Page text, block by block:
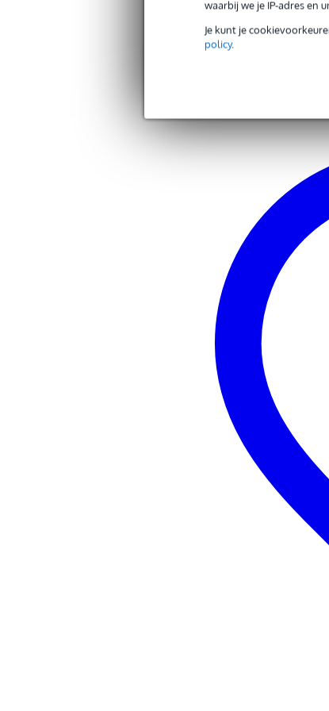
waarbij we je IP-adres en
Je kunt je
policy.
Andere producten van
Zoek alle producten van het merk